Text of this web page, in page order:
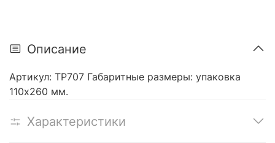
Описание
Артикул: ТР707 Габаритные размеры: упаковка
110х260 мм.
Характеристики